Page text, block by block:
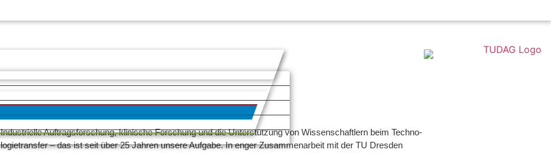
Indus­tri­elle Auf­trags­for­schung, kli­ni­sche For­schung und die Unter­stüt­zung von Wis­sen­schaft­lern beim Tech­no­
lo­gie­trans­fer – das ist seit über 25 Jah­ren unsere Auf­gabe. In enger Zusam­men­ar­beit mit der TU Dres­den